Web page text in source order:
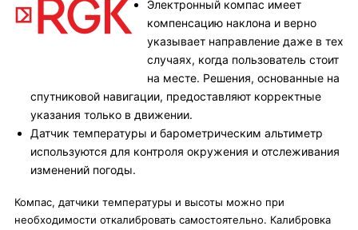
Электронный компас имеет
компенсацию наклона и верно
указывает направление даже в тех
случаях, когда пользователь стоит
на месте. Решения, основанные на
спутниковой навигации, предоставляют корректные
указания только в движении.
Датчик температуры и барометрическим альтиметр
используются для контроля окружения и отслеживания
изменений погоды.
Компас, датчики температуры и высоты можно при
необходимости откалибровать самостоятельно. Калибровка